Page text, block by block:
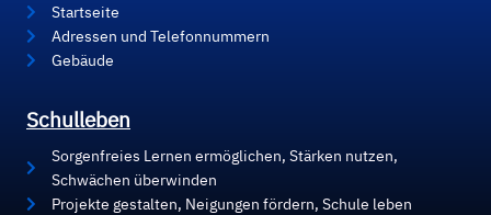
Startseite
Adressen und Telefonnummern
Gebäude
Schulleben
Sorgenfreies Lernen ermöglichen, Stärken nutzen,
Schwächen überwinden
Projekte gestalten, Neigungen fördern, Schule leben